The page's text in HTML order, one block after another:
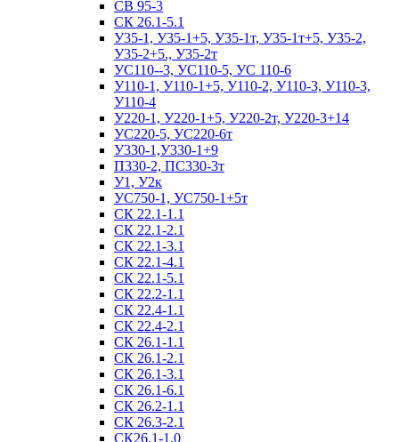
СВ 95-3
СК 26.1-5.1
У35-1, У35-1+5, У35-1т, У35-1т+5, У35-2,
У35-2+5., У35-2т
УС110--3, УС110-5, УС 110-6
У110-1, У110-1+5, У110-2, У110-3, У110-3,
У110-4
У220-1, У220-1+5, У220-2т, У220-3+14
УС220-5, УС220-6т
У330-1,У330-1+9
П330-2, ПС330-3т
У1, У2к
УС750-1, УС750-1+5т
СК 22.1-1.1
СК 22.1-2.1
СК 22.1-3.1
СК 22.1-4.1
СК 22.1-5.1
СК 22.2-1.1
СК 22.4-1.1
СК 22.4-2.1
СК 26.1-1.1
СК 26.1-2.1
СК 26.1-3.1
СК 26.1-6.1
СК 26.2-1.1
СК 26.3-2.1
СК26.1-1.0